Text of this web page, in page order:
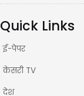
Quick Links
ई-पेपर
केसरी TV
देश